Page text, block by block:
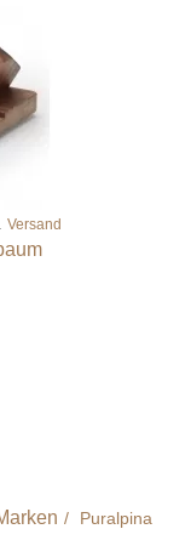
Versand
Puralpina